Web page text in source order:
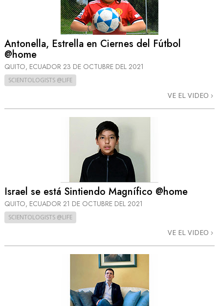
Antonella, Estrella en Ciernes del Fútbol
@home
QUITO, ECUADOR 23 DE OCTUBRE DEL 2021
SCIENTOLOGISTS @LIFE
VE EL VIDEO
Israel se está Sintiendo Magnífico @home
QUITO, ECUADOR 21 DE OCTUBRE DEL 2021
SCIENTOLOGISTS @LIFE
VE EL VIDEO